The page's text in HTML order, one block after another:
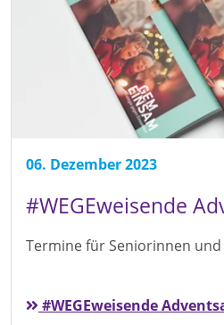
06. Dezember 2023
#WEGEweisende
Termine für Seniorinnen
#WEGEweisende